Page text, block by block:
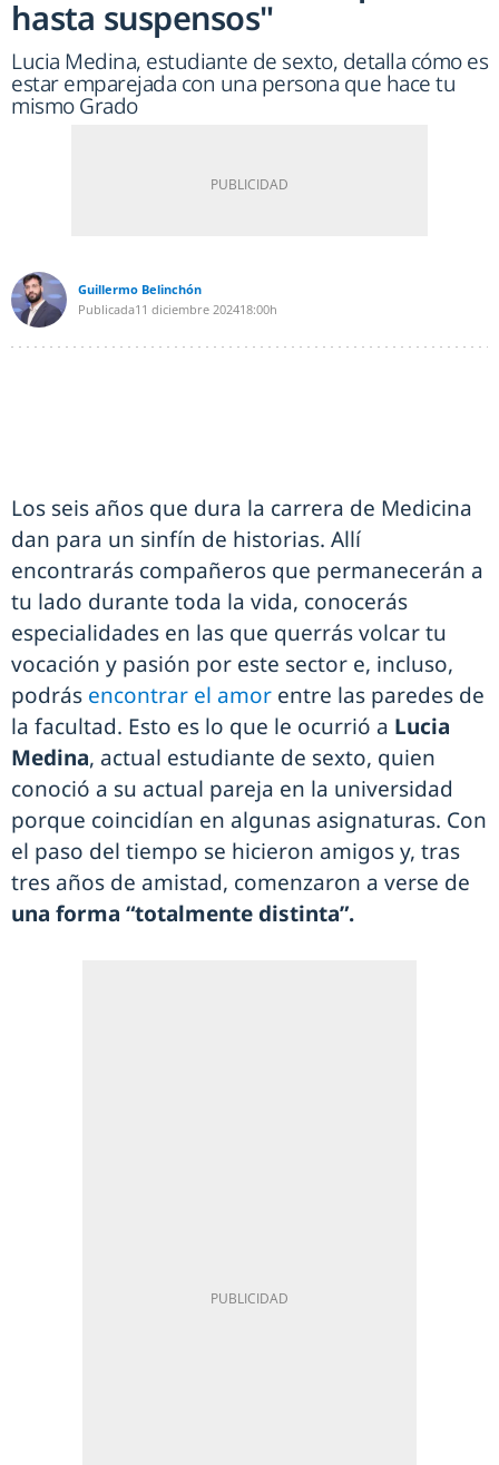
hasta suspensos"
Lucia Medina, estudiante de sexto, detalla cómo es
estar emparejada con una persona que hace tu
mismo Grado
Guillermo Belinchón
Publicada11 diciembre 202418:00h
Los seis años que dura la carrera de Medicina
dan para un sinfín de historias. Allí
encontrarás compañeros que permanecerán a
tu lado durante toda la vida, conocerás
especialidades en las que querrás volcar tu
vocación y pasión por este sector e, incluso,
podrás encontrar el amor entre las paredes de
la facultad. Esto es lo que le ocurrió a Lucia
Medina, actual estudiante de sexto, quien
conoció a su actual pareja en la universidad
porque coincidían en algunas asignaturas. Con
el paso del tiempo se hicieron amigos y, tras
tres años de amistad, comenzaron a verse de
una forma “totalmente distinta”.